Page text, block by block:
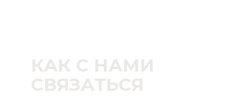
КАК С НАМИ
СВЯЗАТЬСЯ